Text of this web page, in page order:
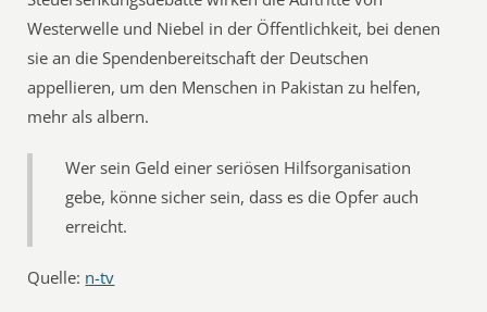
Westerwelle und Niebel in der Öffentlichkeit, bei denen
sie an die Spendenbereitschaft der Deutschen
appellieren, um den Menschen in Pakistan zu helfen,
mehr als albern.
Wer sein Geld einer seriösen Hilfsorganisation
gebe, könne sicher sein, dass es die Opfer auch
erreicht.
Quelle: n-tv